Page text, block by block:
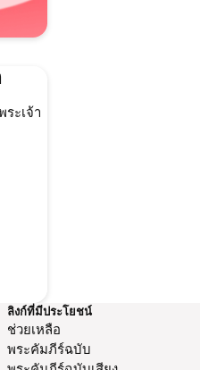
ะเจ้า
ลิงก์ที่มีประโยชน์
ช่วยเหลือ
พระคัมภีร์ฉบับ